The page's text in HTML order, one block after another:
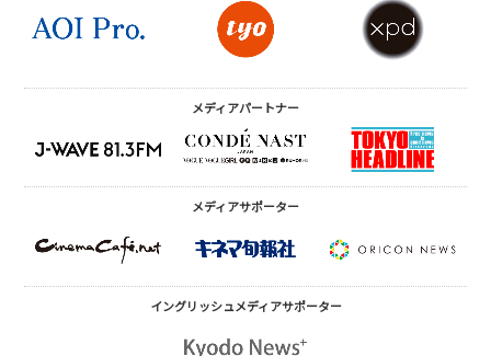
メディアパートナー
メディアサポーター
イングリッシュメディアサポーター